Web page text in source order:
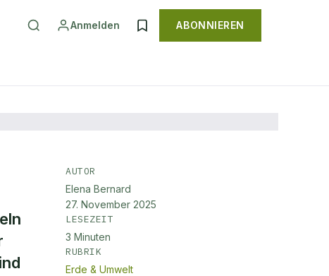
Anmelden ABONNIEREN
AUTOR
Elena Bernard
27. November 2025
LESEZEIT
3 Minuten
RUBRIK
Erde & Umwelt